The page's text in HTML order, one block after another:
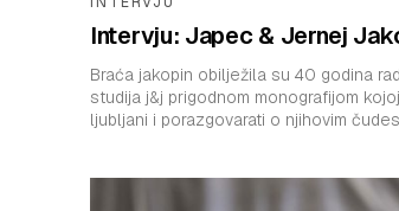
Intervju: Japec & Jernej
Braća jakopin obilježila su 40 godina
studija j&j prigodnom monografijom
ljubljani i porazgovarati o njihovim